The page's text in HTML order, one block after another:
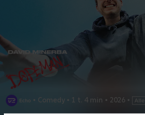
• Comedy • 1 t. 4 min • 2026 •